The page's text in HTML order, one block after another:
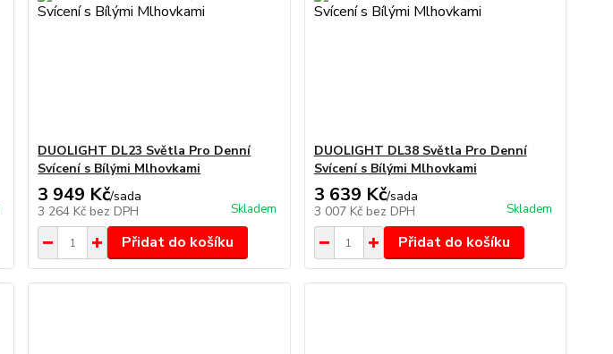
DUOLIGHT DL23 Světla Pro Denní
Svícení s Bílými Mlhovkami
3 949 Kč/sada
3 264 Kč bez DPH Skladem
Přidat do košíku
DUOLIGHT DL38 Světla Pro Denní
Svícení s Bílými Mlhovkami
3 639 Kč/sada
3 007 Kč bez DPH Skladem
Přidat do košíku